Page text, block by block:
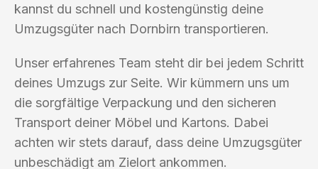
kannst du schnell und kostengünstig deine
Umzugsgüter nach Dornbirn transportieren.
Unser erfahrenes Team steht dir bei jedem Schritt
deines Umzugs zur Seite. Wir kümmern uns um
die sorgfältige Verpackung und den sicheren
Transport deiner Möbel und Kartons. Dabei
achten wir stets darauf, dass deine Umzugsgüter
unbeschädigt am Zielort ankommen.